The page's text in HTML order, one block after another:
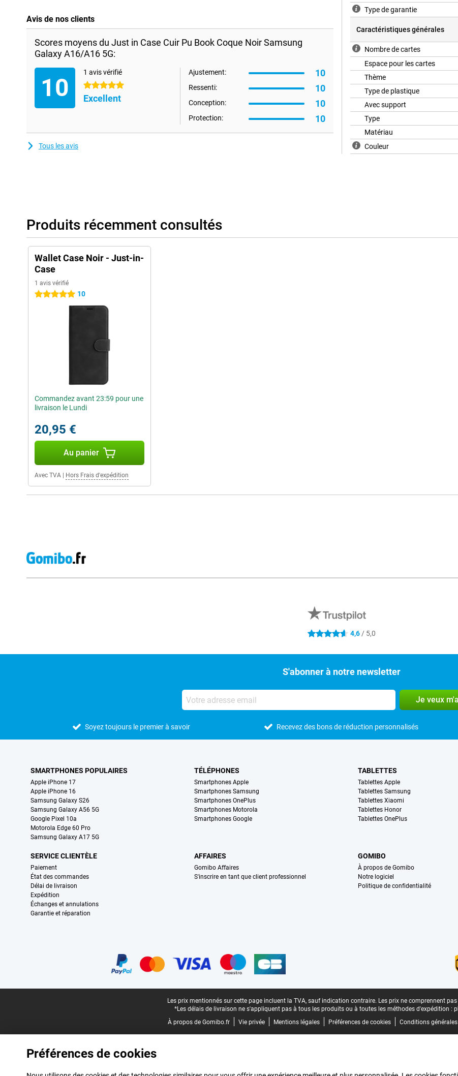
Avis de nos clients
Scores moyens du Just in Case Cuir Pu Book Coque Noir Samsung
Galaxy A16/A16 5G:
10
1 avis vérifié
5 étoiles
Excellent
Ajustement: 10
Ressenti: 10
Conception: 10
Protection: 10
Tous les avis
Type de garantie
Caractéristiques générales
Nombre de cartes
Espace pour les cartes
Thème
Type de plastique
Avec support
Type
Matériau
Couleur
Produits récemment consultés
Wallet Case Noir - Just-in-
Case
1 avis vérifié
5 étoiles 10
Commandez avant 23:59 pour une
livraison le Lundi
20,95 €
Au panier
Avec TVA Hors Frais d'expédition
4.6 étoiles 4,6 / 5,0
S'abonner à notre newsletter
Je veux
Soyez toujours le premier à savoir Recevez des bons de réduction personnalisés
SMARTPHONES POPULAIRES
Apple iPhone 17
Apple iPhone 16
Samsung Galaxy S26
Samsung Galaxy A56 5G
Google Pixel 10a
Motorola Edge 60 Pro
Samsung Galaxy A17 5G
TÉLÉPHONES
Smartphones Apple
Smartphones Samsung
Smartphones OnePlus
Smartphones Motorola
Smartphones Google
TABLETTES
Tablettes Apple
Tablettes Samsung
Tablettes Xiaomi
Tablettes Honor
Tablettes OnePlus
SERVICE CLIENTÈLE
Paiement
État des commandes
Délai de livraison
Expédition
Échanges et annulations
Garantie et réparation
AFFAIRES
Gomibo Affaires
S'inscrire en tant que client professionnel
GOMIBO
À propos de Gomibo
Notre logiciel
Politique de confidentialité
Les prix mentionnés sur cette page incluent la TVA, sauf indication contraire. Les prix ne comprennent
*Les délais de livraison ne s'appliquent pas à tous les produits ou à toutes les méthodes d'expédition :
À propos de Gomibo.fr
Vie privée Mentions légales Préférences de cookies Conditions générales
Préférences de cookies